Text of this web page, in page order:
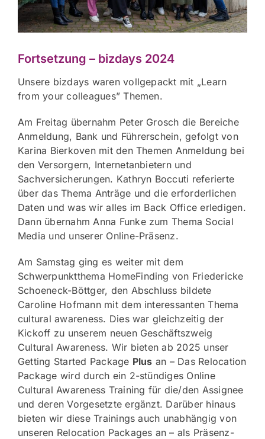
Fortsetzung – bizdays 2024
Unsere bizdays waren vollgepackt mit „Learn
from your colleagues” Themen.
Am Freitag übernahm Peter Grosch die Bereiche
Anmeldung, Bank und Führerschein, gefolgt von
Karina Bierkoven mit den Themen Anmeldung bei
den Versorgern, Internetanbietern und
Sachversicherungen. Kathryn Boccuti referierte
über das Thema Anträge und die erforderlichen
Daten und was wir alles im Back Office erledigen.
Dann übernahm Anna Funke zum Thema Social
Media und unserer Online-Präsenz.
Am Samstag ging es weiter mit dem
Schwerpunktthema HomeFinding von Friedericke
Schoeneck-Böttger, den Abschluss bildete
Caroline Hofmann mit dem interessanten Thema
cultural awareness. Dies war gleichzeitig der
Kickoff zu unserem neuen Geschäftszweig
Cultural Awareness. Wir bieten ab 2025 unser
Getting Started Package Plus an – Das Relocation
Package wird durch ein 2-stündiges Online
Cultural Awareness Training für die/den Assignee
und deren Vorgesetzte ergänzt. Darüber hinaus
bieten wir diese Trainings auch unabhängig von
unseren Relocation Packages an – als Präsenz-